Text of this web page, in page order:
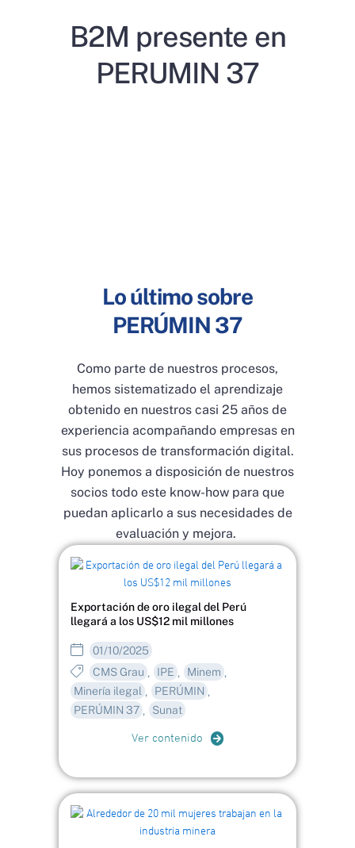
B2M presente en
PERUMIN 37
Lo último sobre
PERÚMIN 37
Como parte de nuestros procesos,
hemos sistematizado el aprendizaje
obtenido en nuestros casi 25 años de
experiencia acompañando empresas en
sus procesos de transformación digital.
Hoy ponemos a disposición de nuestros
socios todo este know-how para que
puedan aplicarlo a sus necesidades de
evaluación y mejora.
Exportación de oro ilegal del Perú
llegará a los US$12 mil millones
01/10/2025
CMS Grau , IPE , Minem ,
Minería ilegal , PERÚMIN ,
PERÚMIN 37 , Sunat
Ver contenido